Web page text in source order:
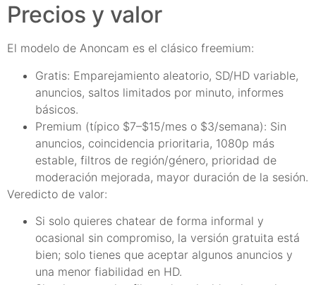
Precios y valor
El modelo de Anoncam es el clásico freemium:
Gratis: Emparejamiento aleatorio, SD/HD variable,
anuncios, saltos limitados por minuto, informes
básicos.
Premium (típico $7–$15/mes o $3/semana): Sin
anuncios, coincidencia prioritaria, 1080p más
estable, filtros de región/género, prioridad de
moderación mejorada, mayor duración de la sesión.
Veredicto de valor:
Si solo quieres chatear de forma informal y
ocasional sin compromiso, la versión gratuita está
bien; solo tienes que aceptar algunos anuncios y
una menor fiabilidad en HD.